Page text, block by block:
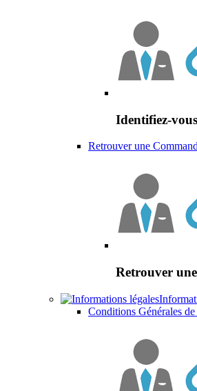
Identifiez-vous
Retrouver une
Retrouver
Conditions Générales de